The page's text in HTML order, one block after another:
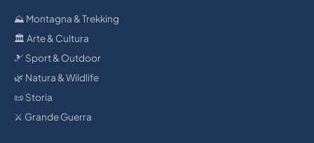
⛰️ Montagna & Trekking
🏛 Arte & Cultura
🎿 Sport & Outdoor
🌿 Natura & Wildlife
📜 Storia
⚔️ Grande Guerra